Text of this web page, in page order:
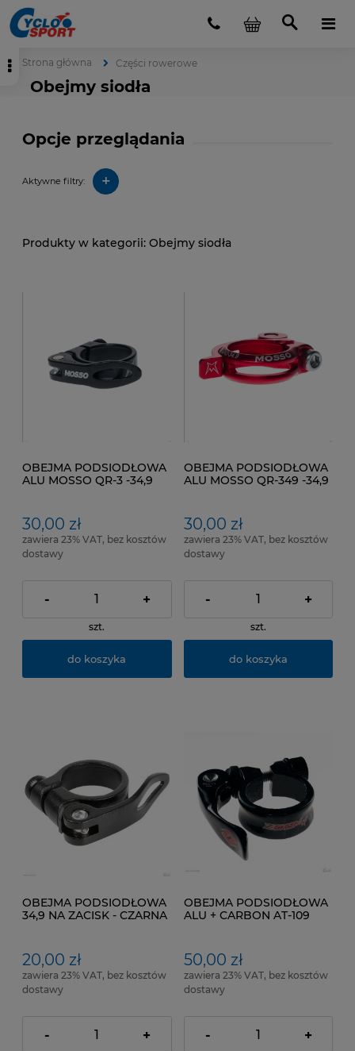
Strona główna Części rowerowe
Obejmy siodła
Opcje przeglądania
Aktywne filtry: +
Obejmy siodła
OBEJMA PODSIODŁOWA
ALU MOSSO QR-3 -34,9
30,00 zł
zawiera 23% VAT, bez kosztów
dostawy
- +
szt.
do koszyka
OBEJMA PODSIODŁOWA
ALU MOSSO QR-349 -34,9
30,00 zł
zawiera 23% VAT, bez kosztów
dostawy
- +
szt.
do koszyka
OBEJMA PODSIODŁOWA
34,9 NA ZACISK - CZARNA
20,00 zł
zawiera 23% VAT, bez kosztów
dostawy
- +
OBEJMA PODSIODŁOWA
ALU + CARBON AT-109
NA ZACISK
50,00 zł
zawiera 23% VAT, bez kosztów
dostawy
- +